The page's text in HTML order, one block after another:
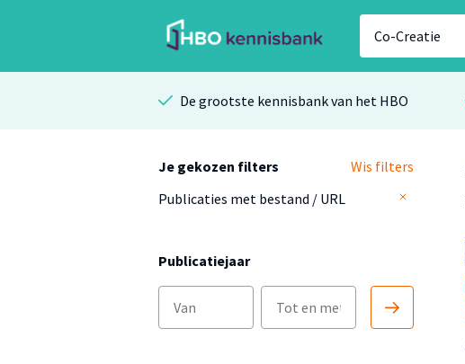
De grootste kennisbank van het HBO
Je gekozen filters
Wis filters
Publicaties met bestand / URL
Publicatiejaar